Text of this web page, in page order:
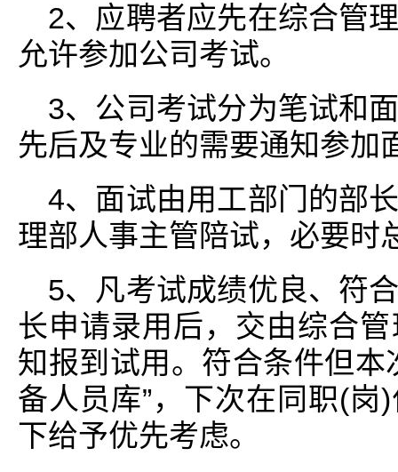
2、应聘者应先在综合管
允许参加公司考试。
3、公司考试分为笔试和
先后及专业的需要通知参加
4、面试由用工部门的部
理部人事主管陪试，必要时
5、凡考试成绩优良、符
长申请录用后，交由综合
知报到试用。符合条件但本
备人员库”，下次在同职(
下给予优先考虑。